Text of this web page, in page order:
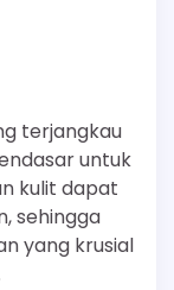
terjangkau
untuk
kulit dapat
sehingga
yang krusial